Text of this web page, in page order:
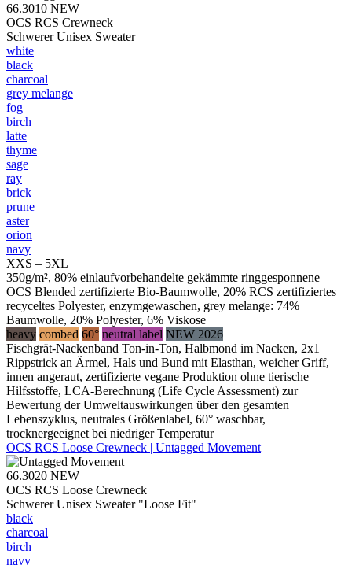
66.3010 NEW
OCS RCS Crewneck
Schwerer Unisex Sweater
white
black
charcoal
grey melange
fog
birch
latte
thyme
sage
ray
brick
prune
aster
orion
navy
XXS – 5XL
350g/m², 80% einlaufvorbehandelte gekämmte ringgesponnene
OCS Blended zertifizierte Bio-Baumwolle, 20% RCS zertifiziertes
recyceltes Polyester, enzymgewaschen, grey melange: 74%
Baumwolle, 20% Polyester, 6% Viskose
heavy combed 60° neutral label NEW 2026
Fischgrät-Nackenband Ton-in-Ton, Halbmond im Nacken, 2x1
Rippstrick an Ärmel, Hals und Bund mit Elasthan, weicher Griff,
innen angeraut, zertifizierte vegane Produktion ohne tierische
Hilfsstoffe, LCA-Berechnung (Life Cycle Assessment) zur
Bewertung der Umweltauswirkungen über den gesamten
Lebenszyklus, neutrales Größenlabel, 60° waschbar,
trocknergeeignet bei niedriger Temperatur
OCS RCS Loose Crewneck | Untagged Movement
66.3020 NEW
OCS RCS Loose Crewneck
Schwerer Unisex Sweater "Loose Fit"
black
charcoal
birch
navy